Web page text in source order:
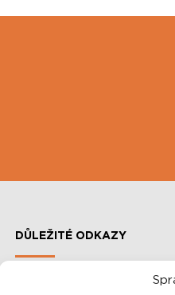
DŮLEŽITÉ ODKAZY
MOBILNÍ SLOUPOVÉ